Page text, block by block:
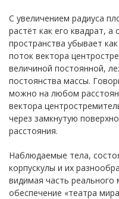
С увеличением радиуса
растёт как его квадрат,
пространства убывает
поток вектора
величиной постоянной,
постоянства массы.
можно на любом
вектора
через замкнутую
расстояния.
Наблюдаемые тела,
корпускулы и их
видимая часть
обеспечение «театра